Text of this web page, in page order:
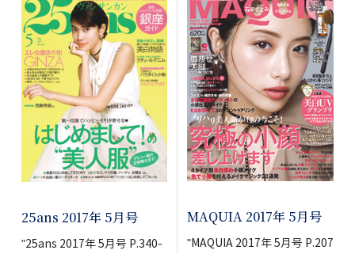
25ans 2017年 5月号
"25ans 2017年 5月号 P.340-
MAQUIA 2017年 5月号
"MAQUIA 2017年 5月号 P.207